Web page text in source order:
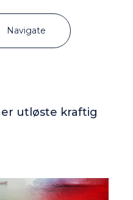
Navigate
utløste kraftig